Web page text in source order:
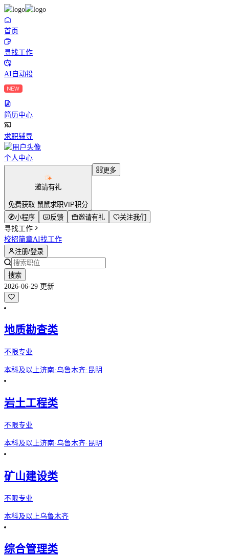
首页
寻找工作
AI自动投
简历中心
求职辅导
个人中心
邀请有礼
免费获取 鼠鼠求职VIP积分
更多
小程序 反馈 邀请有礼
关注我们
寻找工作
校招简章AI找工作
注册/登录
搜索
2026-06-29 更新
地质勘查类
不限专业
本科及以上济南·乌鲁木齐·昆明
岩土工程类
不限专业
本科及以上济南·乌鲁木齐·昆明
矿山建设类
不限专业
本科及以上乌鲁木齐
综合管理类